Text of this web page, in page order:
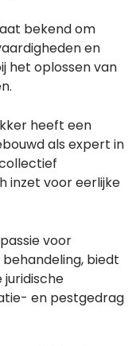
bekend om
en
het oplossen van
heeft een
als expert in
inzet voor eerlijke
voor
biedt
juridische
en pestgedrag